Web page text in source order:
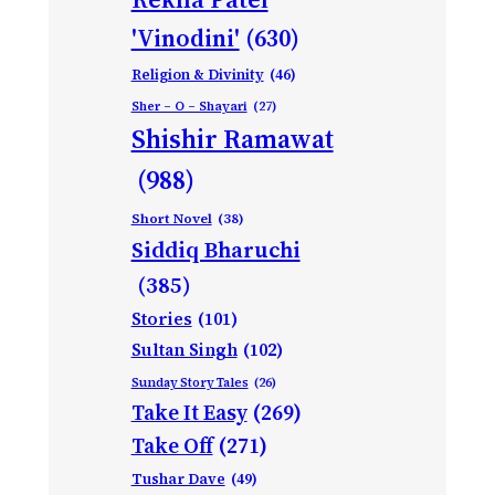
'Vinodini' (630)
Religion & Divinity (46)
Sher – O – Shayari (27)
Shishir Ramawat
(988)
Short Novel (38)
Siddiq Bharuchi
(385)
Stories (101)
Sultan Singh (102)
Sunday Story Tales (26)
Take It Easy (269)
Take Off (271)
Tushar Dave (49)